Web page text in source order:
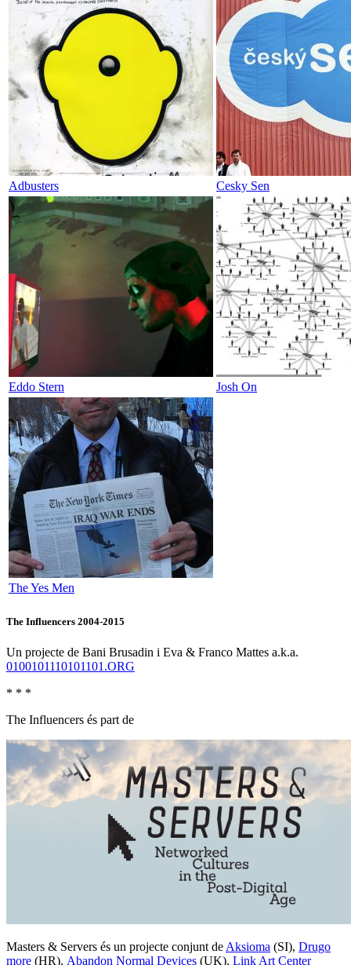
Adbusters Cesky Sen
Eddo Stern Josh On
The Yes Men
The Influencers 2004-2015
Un projecte de Bani Brusadin i Eva & Franco Mattes a.k.a.
0100101110101101.ORG
* * *
The Influencers és part de
Masters & Servers és un projecte conjunt de Aksioma (SI), Drugo
more (HR), Abandon Normal Devices (UK), Link Art Center